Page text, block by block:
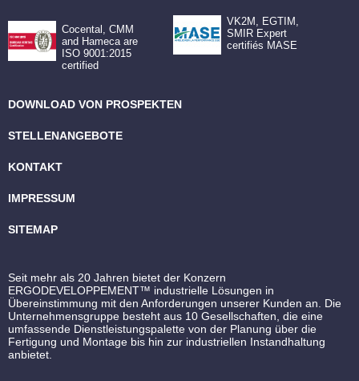
Cocental, CMM
and Hameca are
ISO 9001:2015
certified
VK2M, EGTIM,
SMIR Expert
certifiés MASE
DOWNLOAD VON PROSPEKTEN
STELLENANGEBOTE
KONTAKT
IMPRESSUM
SITEMAP
Seit mehr als 20 Jahren bietet der Konzern
ERGODEVELOPPEMENT™ industrielle Lösungen in
Übereinstimmung mit den Anforderungen unserer Kunden an. Die
Unternehmensgruppe besteht aus 10 Gesellschaften, die eine
umfassende Dienstleistungspalette von der Planung über die
Fertigung und Montage bis hin zur industriellen Instandhaltung
anbietet.